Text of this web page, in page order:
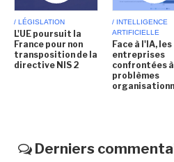
/ LÉGISLATION
L'UE poursuit la
France pour non
transposition de la
directive NIS 2
/ INTELLIGENCE
ARTIFICIELLE
Face à l'IA, les
entreprises
confrontées
problèmes
Derniers